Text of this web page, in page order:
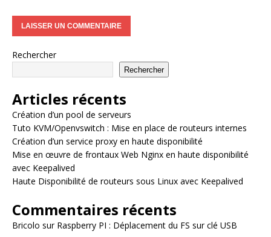
Rechercher
Rechercher
Articles récents
Création d’un pool de serveurs
Tuto KVM/Openvswitch : Mise en place de routeurs internes
Création d’un service proxy en haute disponibilité
Mise en œuvre de frontaux Web Nginx en haute disponibilité
avec Keepalived
Haute Disponibilité de routeurs sous Linux avec Keepalived
Commentaires récents
Bricolo sur Raspberry PI : Déplacement du FS sur clé USB